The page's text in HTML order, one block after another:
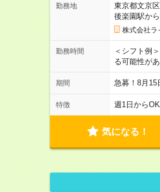
勤務地
東京都文京区
後楽園駅か
株式会社ラ
勤務時間
＜シフト例
る可能性が
期間 急募！8月15
特徴 週1日からOK
気になる！